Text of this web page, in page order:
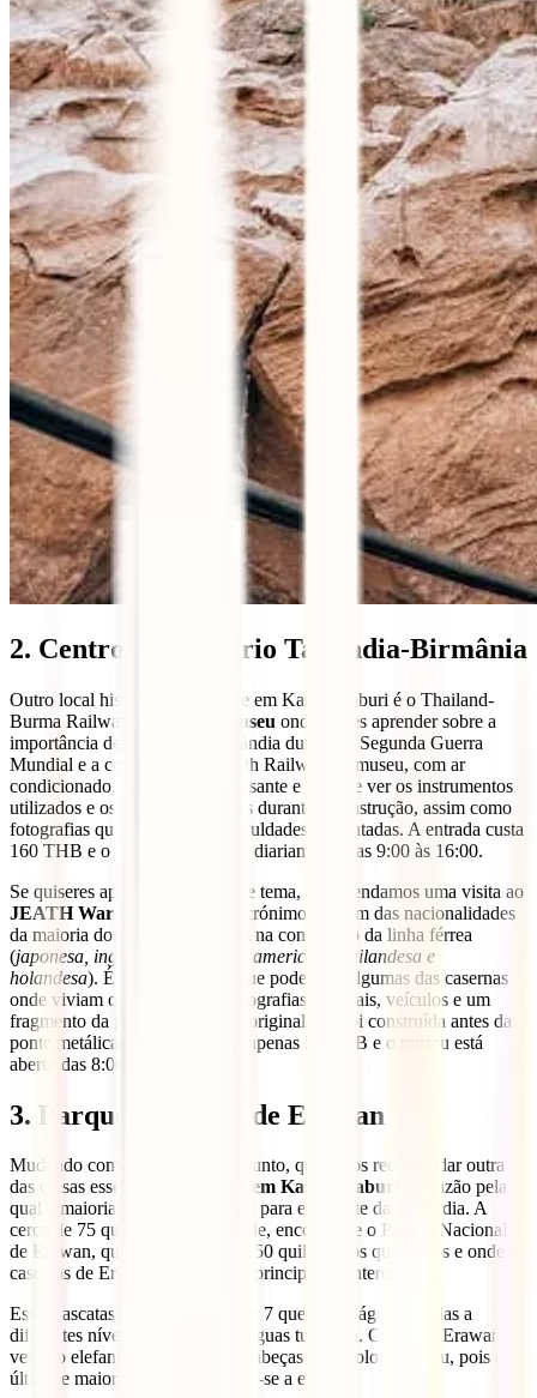
2. Centro Ferroviário Tailândia-Birmânia
Outro local histórico importante em Kanchanaburi é o Thailand-
Burma Railway Centre, um
museu onde podes aprender sobre a
importância desta parte da Tailândia durante a Segunda Guerra
Mundial e a construção da Death Railway. O museu, com ar
condicionado, é bastante interessante e permite ver os instrumentos
utilizados e os uniformes usados durante a construção, assim como
fotografias que mostram as dificuldades enfrentadas. A entrada custa
160 THB e o museu está aberto diariamente das 9:00 às 16:00.
Se quiseres aprofundar mais este tema, recomendamos uma visita ao
JEATH War Museum
, cujo acrónimo provém das nacionalidades
da maioria dos que participaram na construção da linha férrea
(japonesa, inglesa, australiana, americana, tailandesa e
holandesa). É interessante porque podes ver algumas das casernas
onde viviam os prisioneiros, fotografias originais, veículos e um
fragmento da ponte de madeira original que foi construída antes da
ponte metálica. A entrada custa apenas 50 THB e o museu está
aberto das 8:00 às 18:00.
3. Parque Nacional de Erawan
Mudando completamente de assunto, queremos recomendar outra
das coisas essenciais para
fazer em Kanchanaburi
e a razão pela
qual a maioria dos viajantes vem para esta parte da Tailândia. A
cerca de 75 quilómetros da cidade, encontra-se o Parque Nacional
de Erawan, que se estende por 550 quilómetros quadrados e onde as
cascatas de Erawan são o ponto principal de interesse.
Estas cascatas são compostas por 7 quedas de água situadas a
diferentes níveis, banhadas por águas turquesa. O nome “Erawan”
vem do elefante branco de três cabeças da mitologia hindu, pois a
última e maior cascata assemelha-se a ele.